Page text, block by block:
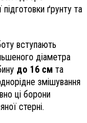
ґрунту та
вступають
діаметра
до 16 см та
змішування
ці борони
стерні.